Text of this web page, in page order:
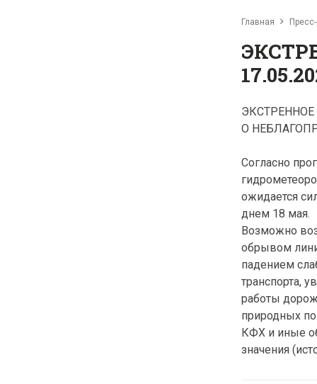
Главная
О
Согласно
ожидается
днем 18 мая.
Возможно
обрывом
падением
транспорта,
работы
природных
КФХ и иные
значения